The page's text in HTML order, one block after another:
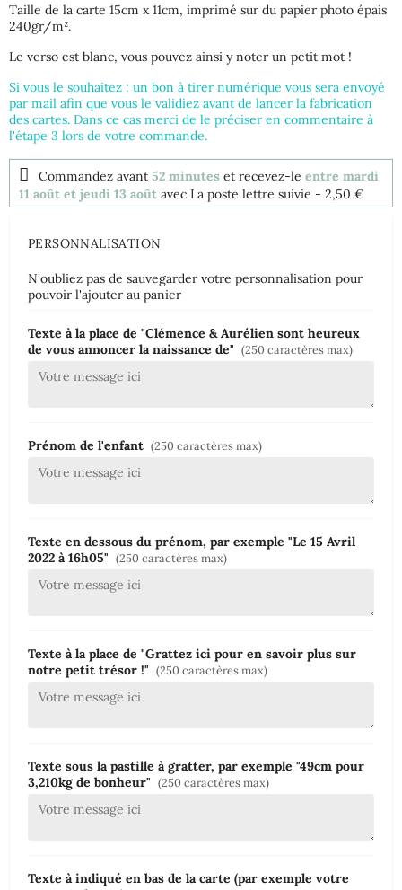
(1 avis)
Taille de la carte 15cm x 11cm, imprimé sur du papier photo épais
240gr/m².
Le verso est blanc, vous pouvez ainsi y noter un petit mot !
Si vous le souhaitez : un bon à tirer numérique vous sera envoyé
par mail afin que vous le validiez avant de lancer la fabrication
des cartes. Dans ce cas merci de le préciser en commentaire à
l'étape 3 lors de votre commande.
Commandez avant 52 minutes et recevez-le entre mardi
11 août et jeudi 13 août avec La poste lettre suivie - 2,50 €
PERSONNALISATION
N'oubliez pas de sauvegarder votre personnalisation pour
pouvoir l'ajouter au panier
Texte à la place de "Clémence & Aurélien sont heureux
de vous annoncer la naissance de" (250 caractères max)
Prénom de l'enfant (250 caractères max)
Texte en dessous du prénom, par exemple "Le 15 Avril
2022 à 16h05" (250 caractères max)
Texte à la place de "Grattez ici pour en savoir plus sur
notre petit trésor !" (250 caractères max)
Texte sous la pastille à gratter, par exemple "49cm pour
3,210kg de bonheur" (250 caractères max)
Texte à indiqué en bas de la carte (par exemple votre